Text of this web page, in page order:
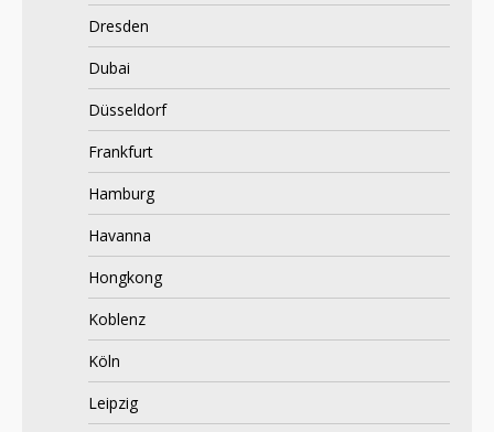
Dresden
Dubai
Düsseldorf
Frankfurt
Hamburg
Havanna
Hongkong
Koblenz
Köln
Leipzig